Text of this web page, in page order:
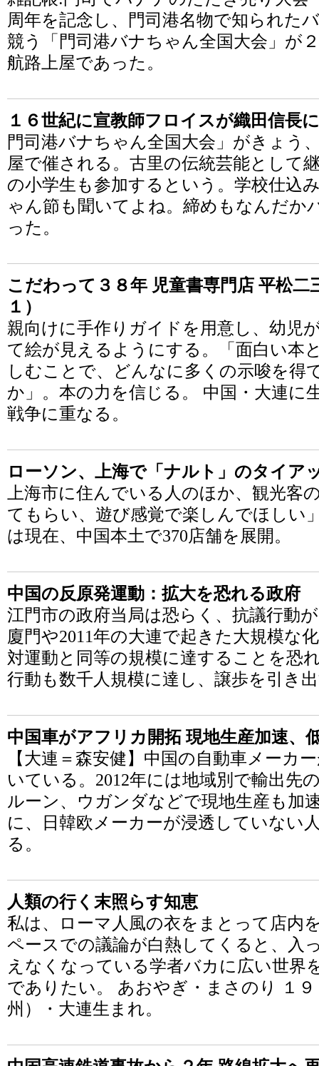
周年を記念し、門司港名物で知られた
競う「門司港バナちゃん全国大会」が
航路上屋であった。
１６世紀に宣教師フロイスが織田信長
門司港バナちゃん全国大会」がきょう
屋で催される。古里の伝統芸能として
の小学生も参加するという。学校仕込
ゃん節も聞いてよね。締めもなんだか
った。
こだわって３８年 児童書専門店 平松
１）
親向けに手作りガイドを用意し、幼児
て絵が見えるようにする。「面白い本
しむことで、どんなに多くの示唆を得
か」。本の力を信じる。 中国・大連に
戦争に重なる。
ローソン、上海で「ナルト」のタイア
上海市に住んでいる人のほか、観光客
てもらい、遊び感覚で楽しんでほしい
は現在、中国本土で370店舗を展開。
中国の反原発運動：拡大を恐れる政府
江門市の政府当局は恐らく、抗議行動
廈門や2011年の大連で起きた大規模な
対運動と同等の規模に達することを恐
行動も数千人規模に達し、譲歩を引き
中国車がアフリカ開拓 現地生産加速、
【大連＝森安健】中国の自動車メーカ
いている。2012年には地域別で輸出先
ルーン、ウガンダなどで現地生産も加
に、日韓欧メーカーが浸透していない
る。
人類の行く末照らす知恵
私は、ローマ人風の衣をまとって店内
ペースでの議論が白熱してくると、入
えなくなっている学者バカに広い世界
でありたい。 あおやぎ・まさのり １
州）・大連生まれ。